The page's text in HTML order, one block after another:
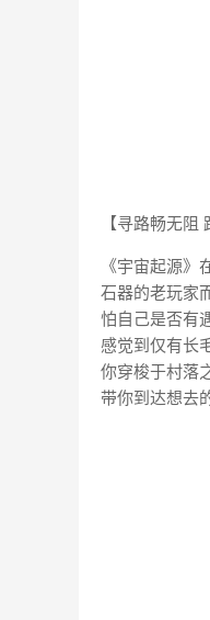
【寻路畅无阻
《宇宙起源
石器的老玩家
怕自己是否有
感觉到仅有长
你穿梭于村落
带你到达想去